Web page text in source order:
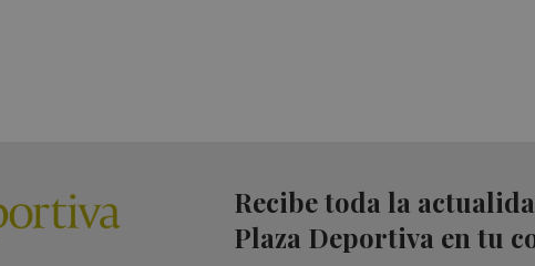
Recibe toda la
Plaza Deportiva en tu